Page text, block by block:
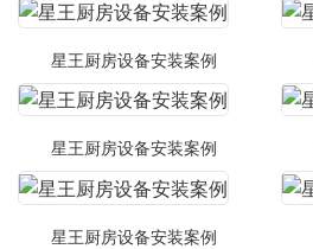
星王厨房设备安装案例
星王厨房设备安装案例
星王厨房设备安装案例